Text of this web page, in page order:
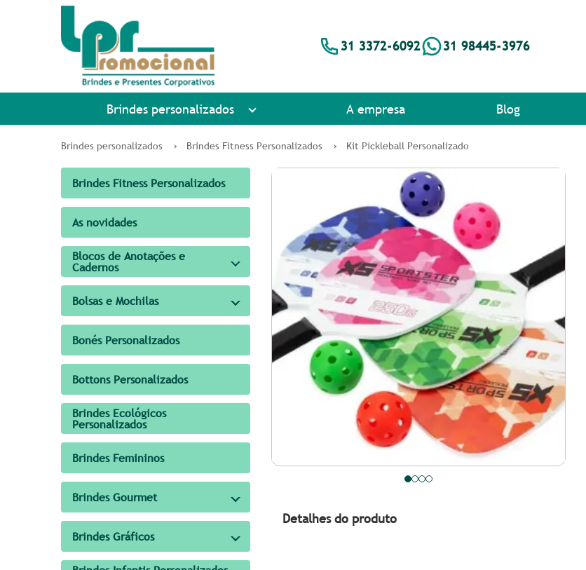
31 3372-6092 31 98445-3976
Brindes personalizados A empresa Blog
Brindes personalizados Brindes Fitness Personalizados Kit Pickleball Personalizado
Brindes Fitness Personalizados
As novidades
Blocos de Anotações e
Cadernos
Bolsas e Mochilas
Bonés Personalizados
Bottons Personalizados
Brindes Ecológicos
Personalizados
Brindes Femininos
Brindes Gourmet
Brindes Gráficos
Detalhes do produto